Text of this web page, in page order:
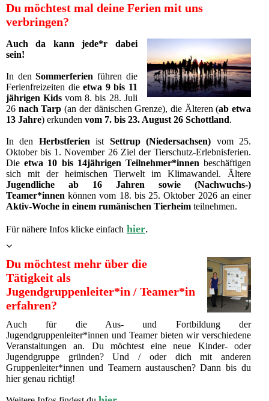
Du möchtest mal deine Ferien mit uns
verbringen?
Auch da kann jede*r dabei
sein!
In denSommerferien führen die
Ferienfreizeiten dieetwa 9 bis 11
jährigen Kids vom 8. bis 28. Juli
26 nach Tarp (an der dänischen Grenze), die Älteren (ab etwa
13 Jahre) erkunden vom 7. bis 23. August 26 Schottland.
In den Herbstferien ist Settrup (Niedersachsen) vom 25.
Oktober bis 1. November 26 Ziel der Tierschutz-Erlebnisferien.
Dieetwa 10 bis 14jährigen Teilnehmer*innenbeschäftigen
sich mit der heimischen Tierwelt im Klimawandel. Ältere
Jugendliche ab 16 Jahren sowie (Nachwuchs-)
Teamer*innenkönnen vom 18. bis 25. Oktober 2026 an einer
Aktiv-Woche in einem rumänischen Tierheim teilnehmen.
Für nähere Infos klicke einfach hier.
Du möchtest mehr über die
Tätigkeit als
Jugendgruppenleiter*in / Teamer*in
erfahren?
Auch für die Aus- und Fortbildung der
Jugendgruppenleiter*innen und Teamer bieten wir verschiedene
Veranstaltungen an. Du möchtest eine neue Kinder- oder
Jugendgruppe gründen? Und / oder dich mit anderen
Gruppenleiter*innen und Teamern austauschen? Dann bis du
hier genau richtig!